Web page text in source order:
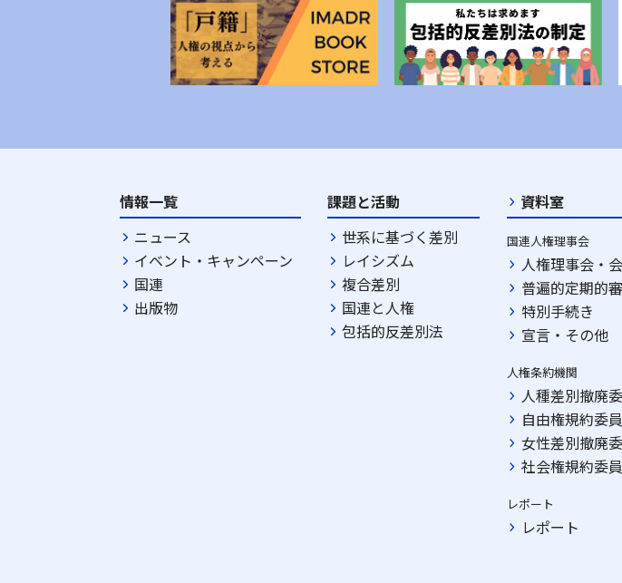
情報一覧
ニュース
イベント・キャンペーン
国連
出版物
課題と活動
世系に基づく差別
レイシズム
複合差別
国連と人権
包括的反差別法
資料室
国連人権理事会
人権理事会・
普遍的定期的審
特別手続き
宣言・その他
人権条約機関
人種差別撤廃
自由権規約委
女性差別撤廃
社会権規約委
レポート
レポート